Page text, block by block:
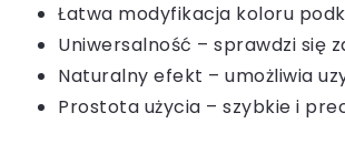
Łatwa modyfikacja koloru
Uniwersalność – sprawdzi się
Naturalny efekt – umożliwia
Prostota użycia – szybkie i